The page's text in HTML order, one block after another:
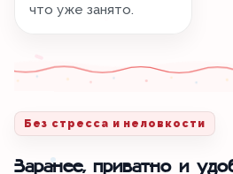
что уже занято.
Без стресса и неловкости
Заранее, приватно и